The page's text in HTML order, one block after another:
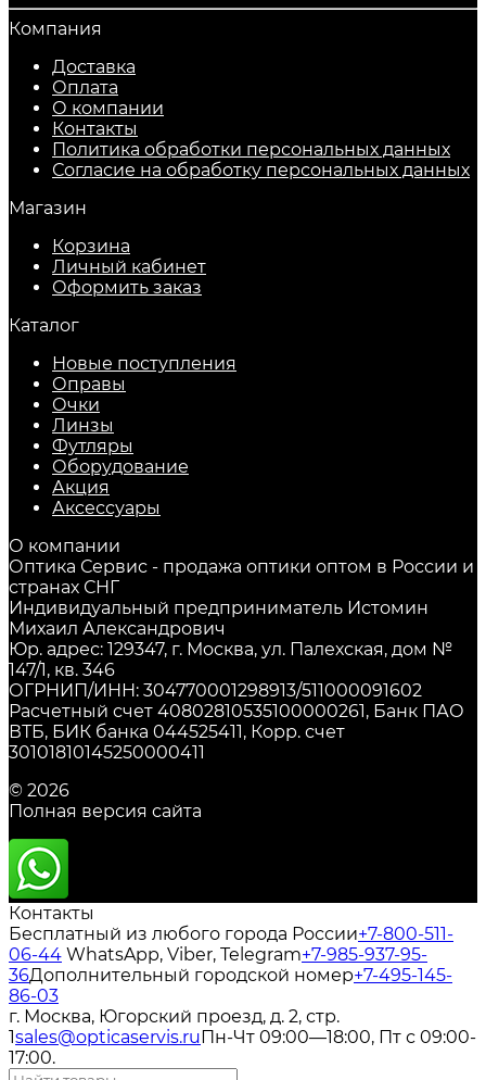
Компания
Доставка
Оплата
О компании
Контакты
Политика обработки персональных данных
Согласие на обработку персональных данных
Магазин
Корзина
Личный кабинет
Оформить заказ
Каталог
Новые поступления
Оправы
Очки
Линзы
Футляры
Оборудование
Акция
Аксессуары
О компании
Оптика Сервис - продажа оптики оптом в России и
странах СНГ
Индивидуальный предприниматель Истомин
Михаил Александрович
Юр. адрес: 129347, г. Москва, ул. Палехская, дом №
147/1, кв. 346
ОГРНИП/ИНН: 304770001298913/511000091602
Расчетный счет 40802810535100000261, Банк ПАО
ВТБ, БИК банка 044525411, Корр. счет
30101810145250000411
© 2026
Полная версия сайта
Контакты
Бесплатный из любого города России+7-800-511-
06-44 WhatsApp, Viber, Telegram+7-985-937-95-
36Дополнительный городской номер+7-495-145-
86-03
г. Москва, Югорский проезд, д. 2, стр.
1sales@opticaservis.ruПн-Чт 09:00—18:00, Пт с 09:00-
17:00.